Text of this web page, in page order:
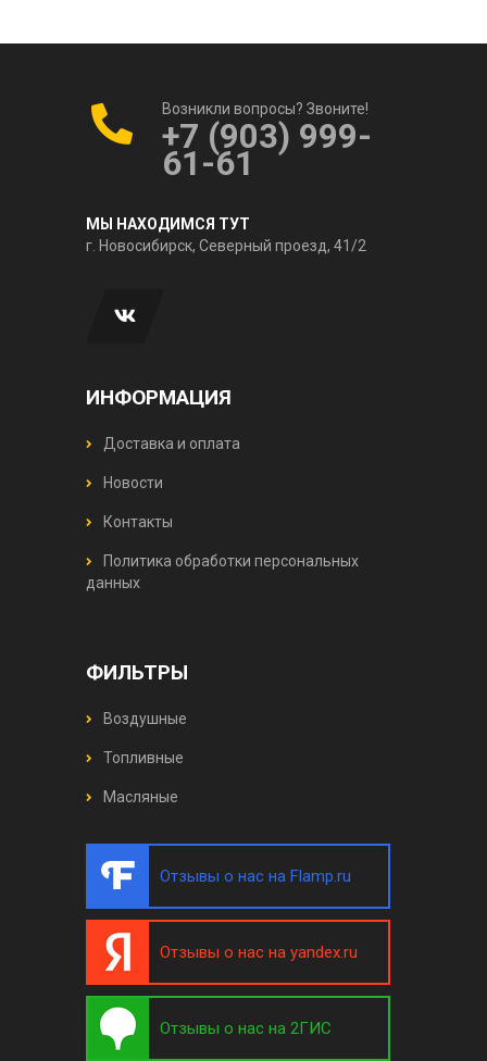
Возникли вопросы? Звоните!
+7 (903) 999-
61-61
МЫ НАХОДИМСЯ ТУТ
г. Новосибирск, Северный проезд, 41/2
ИНФОРМАЦИЯ
Доставка и оплата
Новости
Контакты
Политика обработки персональных
данных
ФИЛЬТРЫ
Воздушные
Топливные
Масляные
Отзывы о нас на Flamp.ru
Отзывы о нас на yandex.ru
Отзывы о нас на 2ГИС